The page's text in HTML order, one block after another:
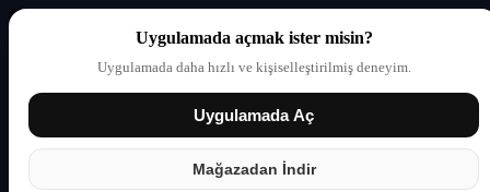
Uygulamada açmak ister misin?
Uygulamada daha hızlı ve kişiselleştirilmiş deneyim.
Uygulamada Aç
Mağazadan İndir
Giriş yap Partner